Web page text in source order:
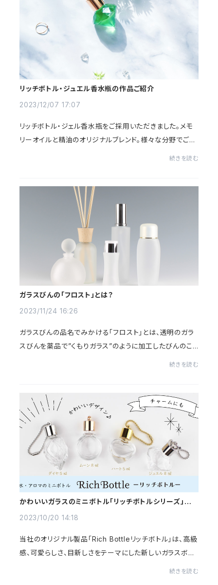
リッチボトル・ジュエル香水瓶の作品ご紹介
2023/12/07 17:07
リッチボトル・ジェル香水瓶をご採用いただきました。メモ
リーオイルと精油のオリジナルブレンド。様々な分野でご活
続きを読む
ガラスびんの「フロスト」とは？
2023/11/24 16:26
ガラスびんの品名でみかける「フロスト」とは、透明のガラ
スびんを薬品で”くもりガラス”のように加工したびんのこ
とです。フロスト加工やフショク加工と言われ、加工するこ
続きを読む
かわいいガラスのミニボトル「リッチボトルシリーズ」の
2023/10/20 14:18
当社のオリジナル製品「Rich Bottleリッチボトル」は、高級
感、可愛らしさ、目新しさをテーマにした新しいガラスボト
続きを読む